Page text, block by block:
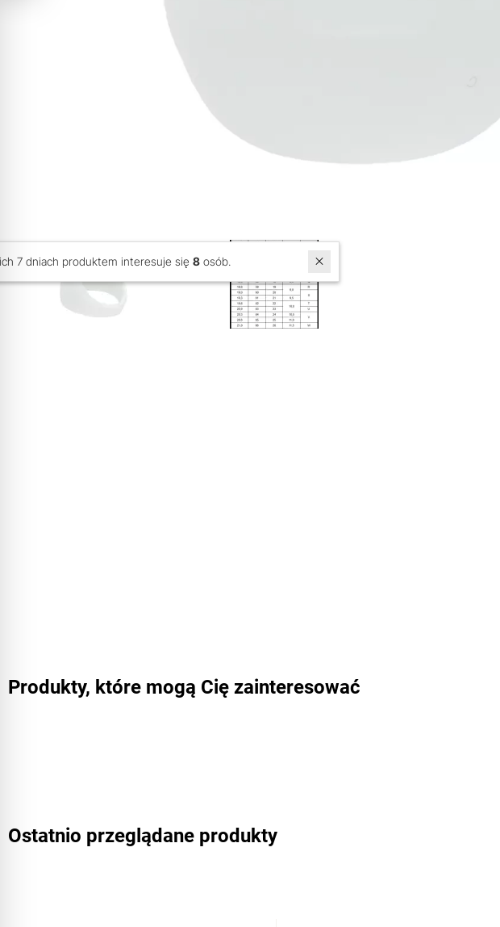
Produkty, które mogą Cię zainteresować
Ostatnio przeglądane produkty
W ostatnich 7 dniach produktem interesuje się